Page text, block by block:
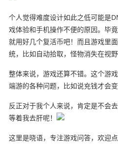
个人觉得难度设计如此之低可能是
戏体验和手机操作不便的原因。毕
就用好几个复活币吧！而且游戏里
统，比如自动拾取，怪物消失在视野
整体来说，游戏还算不错。这个游
端游的各种问题，比如说充钱才会
反正对于我个人来说，肯定是不会
等着我去肝呢！
这里是晓语，专注游戏问答，欢迎点